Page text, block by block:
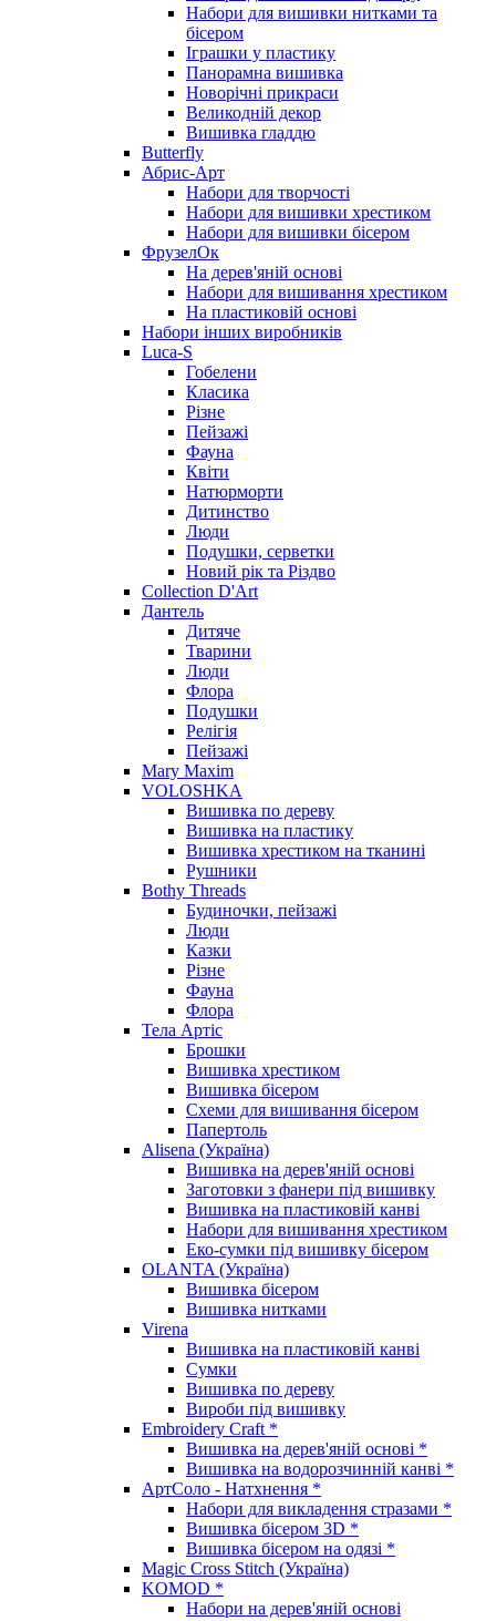
Набори для вишивки нитками та
бісером
Іграшки у пластику
Панорамна вишивка
Новорічні прикраси
Великодній декор
Вишивка гладдю
Butterfly
Абрис-Арт
Набори для творчості
Набори для вишивки хрестиком
Набори для вишивки бісером
ФрузелОк
На дерев'яній основі
Набори для вишивання хрестиком
На пластиковій основі
Набори інших виробників
Luca-S
Гобелени
Класика
Різне
Пейзажі
Фауна
Квіти
Натюрморти
Дитинство
Люди
Подушки, серветки
Новий рік та Різдво
Collection D'Art
Дантель
Дитяче
Тварини
Люди
Флора
Подушки
Релігія
Пейзажі
Mary Maxim
VOLOSHKA
Вишивка по дереву
Вишивка на пластику
Вишивка хрестиком на тканині
Рушники
Bothy Threads
Будиночки, пейзажі
Люди
Казки
Різне
Фауна
Флора
Тела Артіс
Брошки
Вишивка хрестиком
Вишивка бісером
Схеми для вишивання бісером
Папертоль
Alisena (Україна)
Вишивка на дерев'яній основі
Заготовки з фанери під вишивку
Вишивка на пластиковій канві
Набори для вишивання хрестиком
Еко-сумки під вишивку бісером
OLANTA (Україна)
Вишивка бісером
Вишивка нитками
Virena
Вишивка на пластиковій канві
Сумки
Вишивка по дереву
Вироби під вишивку
Embroidery Craft *
Вишивка на дерев'яній основі *
Вишивка на водорозчинній канві *
АртСоло - Натхнення *
Набори для викладення стразами *
Вишивка бісером 3D *
Вишивка бісером на одязі *
Magic Cross Stitch (Україна)
KOMOD *
Набори на дерев'яній основі